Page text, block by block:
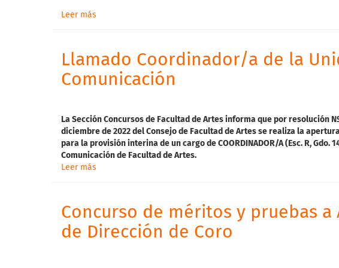
Leer más
Llamado Coordinador/a de la
Comunicación
La Sección Concursos de Facultad de Artes informa que por resolución
diciembre de 2022 del Consejo de Facultad de Artes se realiza la
para la provisión interina de un cargo de COORDINADOR/A (Esc. R, Gdo.
Comunicación de Facultad de Artes.
Leer más
Concurso de méritos y pruebas a
de Dirección de Coro